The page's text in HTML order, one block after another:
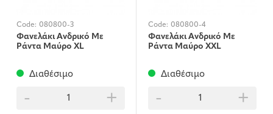
Code: 080800-3
Φανελάκι Ανδρικό Με
Ράντα Μαύρο XL
Διαθέσιμο
- +
Code: 080800-4
Φανελάκι Ανδρικό Με
Ράντα Μαύρο XXL
Διαθέσιμο
- +